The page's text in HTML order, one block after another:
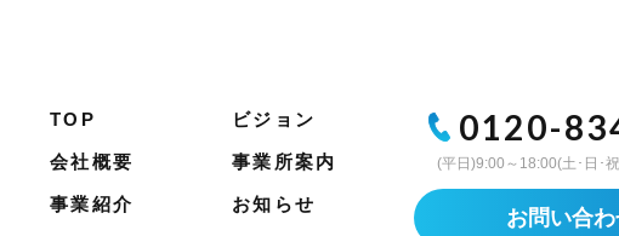
TOP ビジョン
会社概要 事業所案内
事業紹介 お知らせ
0120-
(平日)9:00～18:00(土･日･
お問い合